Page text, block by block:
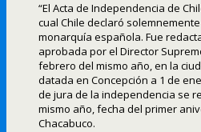
“El Acta de Independencia de
cual Chile declaró
monarquía española. Fue
aprobada por el Director
febrero del mismo año, en la
datada en Concepción a 1 de
de jura de la independencia se
mismo año, fecha del primer
Chacabuco.